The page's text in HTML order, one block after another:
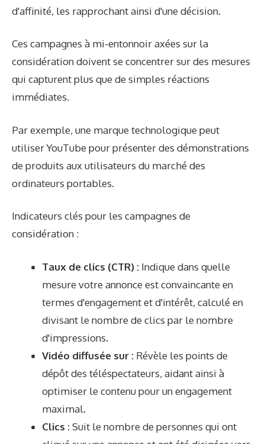
d'affinité, les rapprochant ainsi d'une décision.
Ces campagnes à mi-entonnoir axées sur la
considération doivent se concentrer sur des mesures
qui capturent plus que de simples réactions
immédiates.
Par exemple, une marque technologique peut
utiliser YouTube pour présenter des démonstrations
de produits aux utilisateurs du marché des
ordinateurs portables.
Indicateurs clés pour les campagnes de
considération :
Taux de clics (CTR) : Indique dans quelle
mesure votre annonce est convaincante en
termes d'engagement et d'intérêt, calculé en
divisant le nombre de clics par le nombre
d'impressions.
Vidéo diffusée sur : Révèle les points de
dépôt des téléspectateurs, aidant ainsi à
optimiser le contenu pour un engagement
maximal.
Clics :Suit le nombre de personnes qui ont